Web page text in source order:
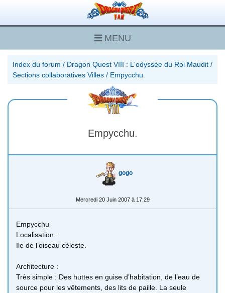
MENU
Index du forum / Dragon Quest VIII : L'odyssée du Roi Maudit /
Sections collaboratives Villes / Empycchu.
Empycchu.
gogo
Mercredi 20 Juin 2007 à 17:29
Empycchu
Localisation :
Ile de l’oiseau céleste.
Architecture :
Très simple : Des huttes en guise d’habitation, de l’eau de
source pour les vêtements, des lits de paille. La seule